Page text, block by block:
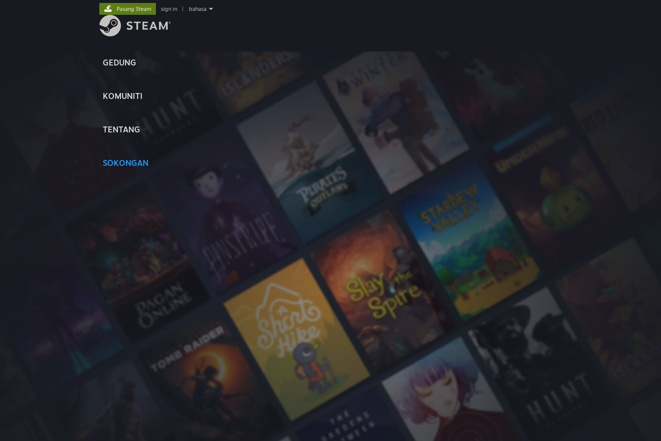
GEDUNG
KOMUNITI
TENTANG
SOKONGAN
Pasang Steam sign in bahasa